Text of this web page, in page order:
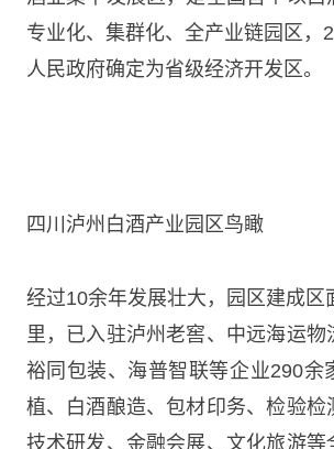
专业化、集群化、全产业链园区，
人民政府确定为省级经济开发区。
四川泸州白酒产业园区鸟瞰
经过10余年发展壮大，园区建成区
里，已入驻泸州老窖、中远海运物
裕同包装、海普智联等企业290余
植、白酒酿造、包材印务、检验检
技术研发、金融会展、文化旅游等